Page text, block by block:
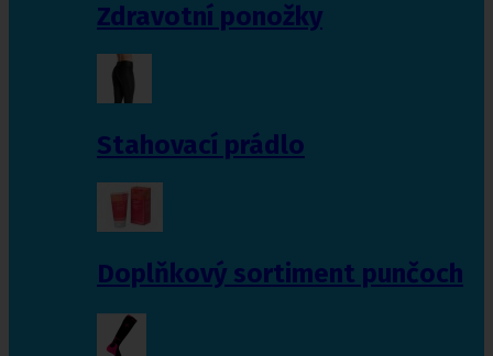
Zdravotní ponožky
Stahovací prádlo
Doplňkový sortiment punčoch